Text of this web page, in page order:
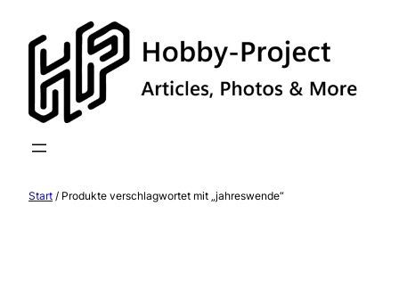
Inhalt
springen
Start / Produkte verschlagwortet mit „jahreswende“